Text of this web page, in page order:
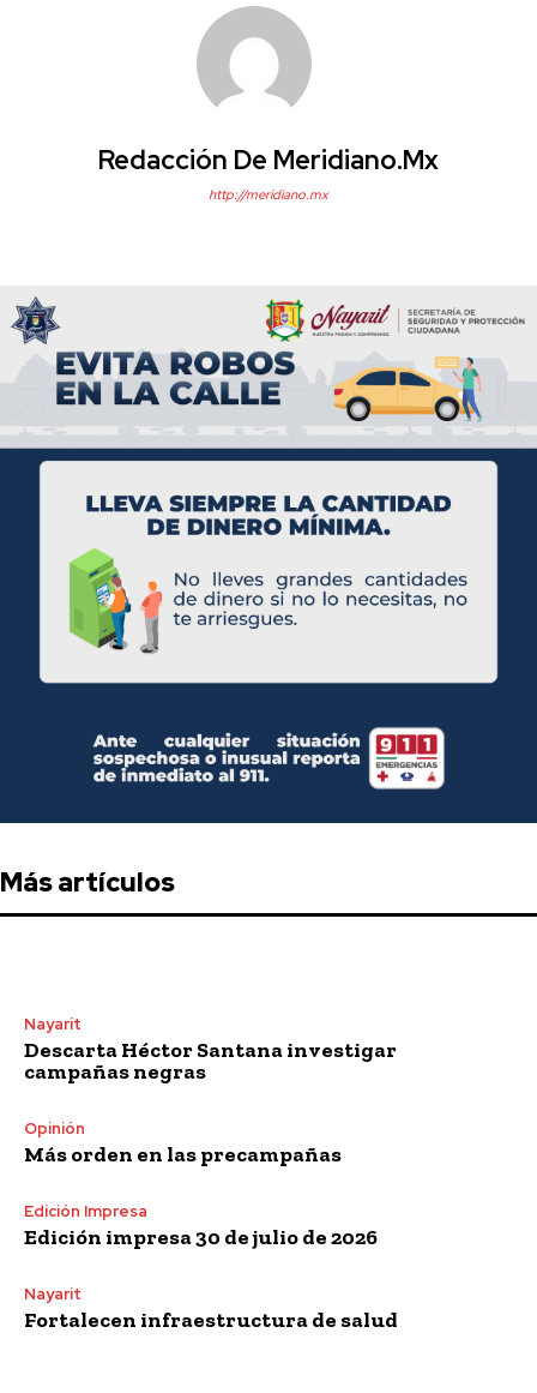
Redacción De Meridiano.mx
http://meridiano.mx
Más artículos
Nayarit
Descarta Héctor Santana investigar
campañas negras
Opinión
Más orden en las precampañas
Edición Impresa
Edición impresa 30 de julio de 2026
Nayarit
Fortalecen infraestructura de salud